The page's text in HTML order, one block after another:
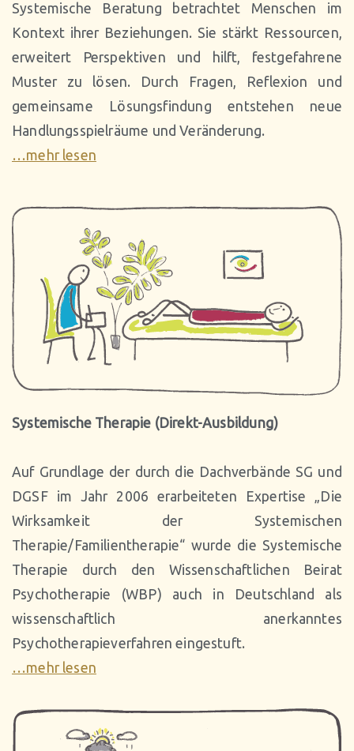
Systemische Beratung betrachtet Menschen im
Kontext ihrer Beziehungen. Sie stärkt Ressourcen,
erweitert Perspektiven und hilft, festgefahrene
Muster zu lösen. Durch Fragen, Reflexion und
gemeinsame Lösungsfindung entstehen neue
Handlungsspielräume und Veränderung.
…mehr lesen
Systemische Therapie (Direkt-Ausbildung)
Auf Grundlage der durch die Dachverbände SG und
DGSF im Jahr 2006 erarbeiteten Expertise „Die
Wirksamkeit der Systemischen
Therapie/Familientherapie“ wurde die Systemische
Therapie durch den Wissenschaftlichen Beirat
Psychotherapie (WBP) auch in Deutschland als
wissenschaftlich anerkanntes
Psychotherapieverfahren eingestuft.
…mehr lesen